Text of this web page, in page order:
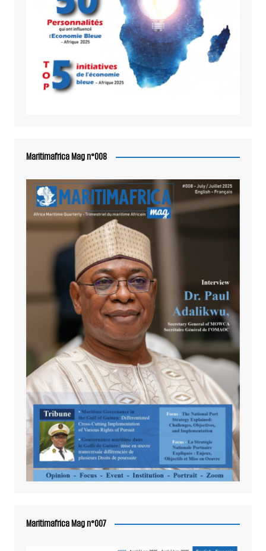
Maritimafrica Mag n°008
Maritimafrica Mag n°007